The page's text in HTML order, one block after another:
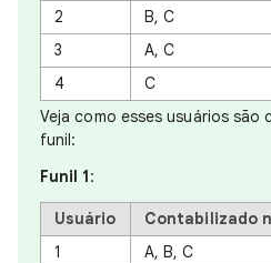
2
B, C
3
A, C
4
C
Veja como esses usuários
funil:
Funil 1:
Usuário
Contabilizado
1
A, B, C